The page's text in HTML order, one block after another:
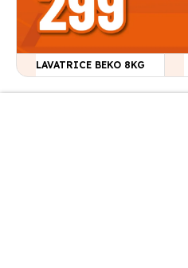
LAVATRICE BEKO 8KG